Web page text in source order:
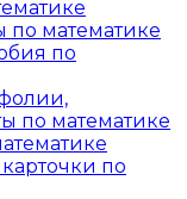
по математике
по
по математике
по